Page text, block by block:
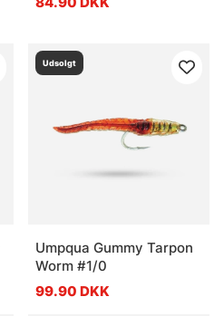
Udsolgt
Umpqua Gummy Tarpon
Worm #1/0
99.90 DKK